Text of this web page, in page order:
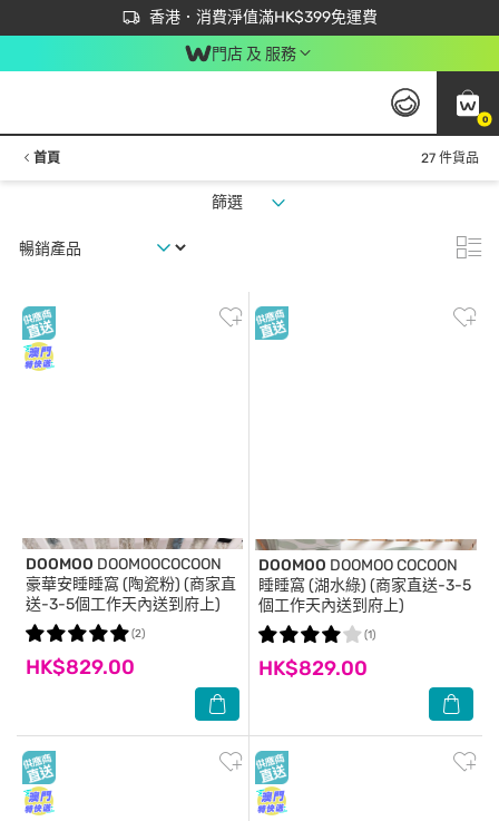
香港．消費淨值滿HK$399免運費
立即成為易賞錢會員盡享獨家優惠
首次APP下單買滿$450 輸入 NEWAPP 即減$50
門店 及 服務
0
首頁 27 件貨品
篩選
DOOMOO DOOMOOCOCOON
豪華安睡睡窩 (陶瓷粉) (商家直
送-3-5個工作天內送到府上)
HK$829.00
(2)
DOOMOO DOOMOO COCOON
睡睡窩 (湖水綠) (商家直送-3-5
個工作天內送到府上)
HK$829.00
(1)